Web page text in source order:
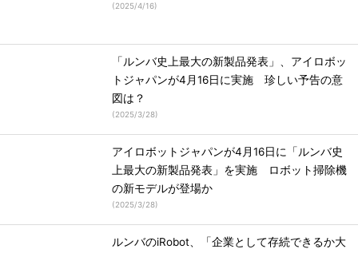
(2025/4/16)
「ルンバ史上最大の新製品発表」、アイロボッ
トジャパンが4月16日に実施 珍しい予告の意
図は？
(2025/3/28)
アイロボットジャパンが4月16日に「ルンバ史
上最大の新製品発表」を実施 ロボット掃除機
の新モデルが登場か
(2025/3/28)
ルンバのiRobot、「企業として存続できるか大